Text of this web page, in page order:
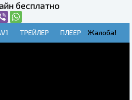
бесплатно
ТРЕЙЛЕР ПЛЕЕР Жалоба!